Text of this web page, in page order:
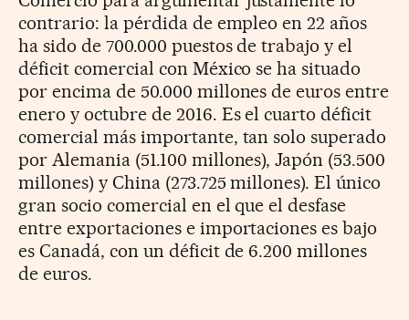
contrario: la pérdida de empleo en 22 años
ha sido de 700.000 puestos de trabajo y el
déficit comercial con México se ha situado
por encima de 50.000 millones de euros entre
enero y octubre de 2016. Es el cuarto déficit
comercial más importante, tan solo superado
por Alemania (51.100 millones), Japón (53.500
millones) y China (273.725 millones). El único
gran socio comercial en el que el desfase
entre exportaciones e importaciones es bajo
es Canadá, con un déficit de 6.200 millones
de euros.